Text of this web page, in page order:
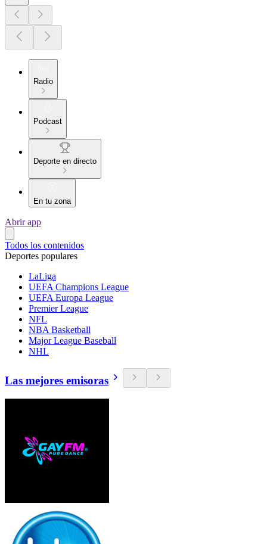
Radio
Podcast
Deporte en directo
En tu zona
Abrir app
Todos los contenidos
Deportes populares
LaLiga
UEFA Champions League
UEFA Europa League
Premier League
NFL
NBA Basketball
Major League Baseball
NHL
Las mejores emisoras